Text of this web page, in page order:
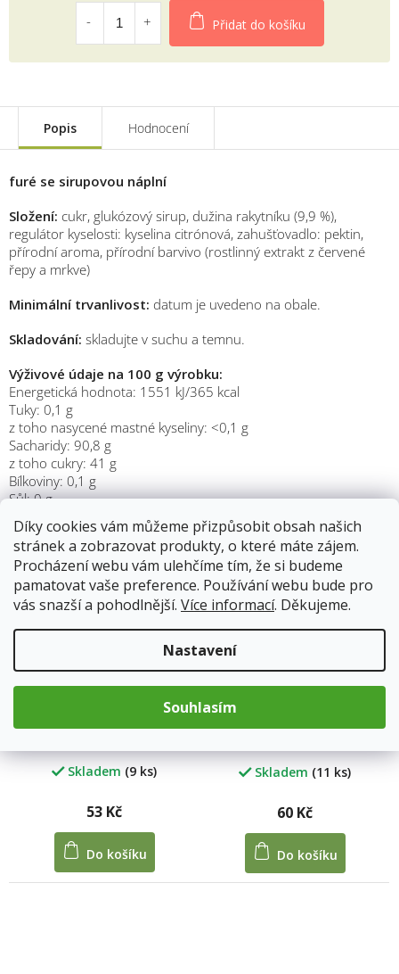
Díky cookies vám můžeme přizpůsobit obsah našich
stránek a zobrazovat produkty, o které máte zájem.
Procházení webu vám ulehčíme tím, že si budeme
pamatovat vaše preference. Používání webu bude pro
vás snazší a pohodlnější. Více informací. Děkujeme.
Nastavení
Souhlasím
cena:
Přidat do košíku
Popis Hodnocení
furé se sirupovou náplní
Složení: cukr, glukózový sirup, dužina rakytníku (9,9 %),
regulátor kyselosti: kyselina citrónová, zahušťovadlo: pektin,
přírodní aroma, přírodní barvivo (rostlinný extrakt z červené
řepy a mrkve)
Minimální trvanlivost: datum je uvedeno na obale.
Skladování: skladujte v suchu a temnu.
Výživové údaje na 100 g výrobku:
Energetická hodnota: 1551 kJ/365 kcal
Tuky: 0,1 g
z toho nasycené mastné kyseliny: <0,1 g
Sacharidy: 90,8 g
z toho cukry: 41 g
Bílkoviny: 0,1 g
Sůl: 0 g
Grešík Anýz & Fenykl
Skladem (9 ks)
53 Kč
Do košíku
Grešík Alpské bylinné
sladidly 100g
Skladem (11 ks)
60 Kč
Do košíku